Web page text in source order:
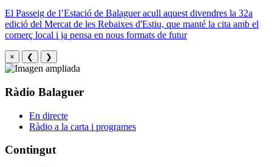
El Passeig de l’Estació de Balaguer acull aquest divendres la 32a
edició del Mercat de les Rebaixes d'Estiu, que manté la cita amb el
comerç local i ja pensa en nous formats de futur
× ❮ ❯
Ràdio Balaguer
En directe
Ràdio a la carta i programes
Contingut